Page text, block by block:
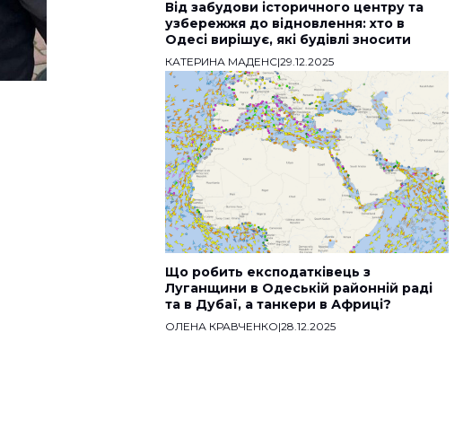
Від забудови історичного центру та
узбережжя до відновлення: хто в
Одесі вирішує, які будівлі зносити
КАТЕРИНА МАДЕНС|29.12.2025
Що робить експодатківець з
Луганщини в Одеській районній раді
та в Дубаї, а танкери в Африці?
ОЛЕНА КРАВЧЕНКО|28.12.2025